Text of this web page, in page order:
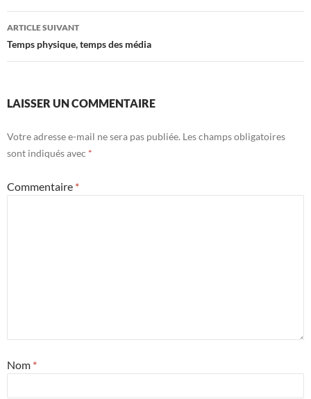
articles
ARTICLE SUIVANT
Temps physique, temps des média
LAISSER UN COMMENTAIRE
Votre adresse e-mail ne sera pas publiée. Les champs obligatoires
sont indiqués avec *
Commentaire *
Nom *